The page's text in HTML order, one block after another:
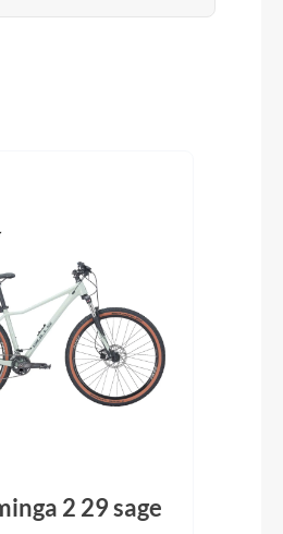
2 29 sage